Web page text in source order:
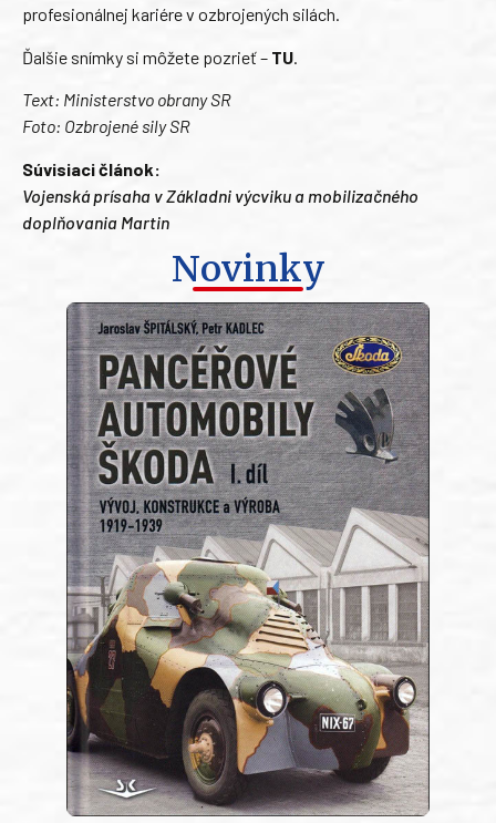
profesionálnej kariére v ozbrojených silách.
Ďalšie snímky si môžete pozrieť – TU
Text: Ministerstvo obrany SR
Foto: Ozbrojené sily SR
Súvisiaci článok:
Vojenská prísaha v Základni výcviku a mobilizačného
doplňovania Martin
Novinky